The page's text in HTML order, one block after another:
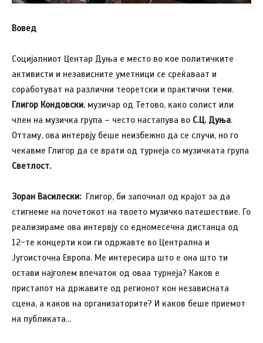
Вовед
Социјалниот Центар Дуња е место во кое политичките
активисти и независните уметници се среќаваат и
соработуват на различни теоретски и практични теми.
Глигор Кондовски, музичар од Тетово, како солист или
член на музичка група – често настапува во С.Ц. Дуња.
Оттаму, ова интервју беше неизбежно да се случи, но го
чекавме Глигор да се врати од турнеја со музичката група
Светлост.
Зоран Василески: Глигор, би започнал од крајот за да
стигнеме на почетокот на твоето музичко патешествие. Го
реализираме ова интервју со едномесечна дистанца од
12-те концерти кои ги одржавте во Централна и
Југоисточна Европа. Ме интересира што е она што ти
остави најголем впечаток од оваа турнеја? Каков е
пристапот на државите од регионот кон независната
сцена, а каков на организаторите? И каков беше приемот
на публиката…